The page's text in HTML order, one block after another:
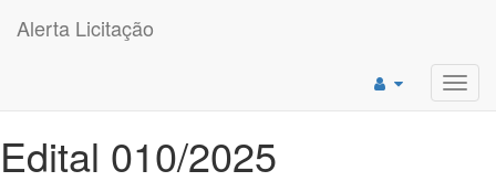
Alerta Licitação
Edital 010/2025